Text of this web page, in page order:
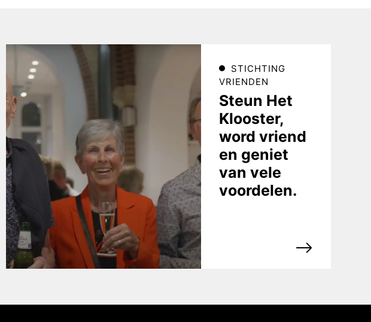
STICHTING
VRIENDEN
Steun Het
Klooster,
word vriend
en geniet
van vele
voordelen.